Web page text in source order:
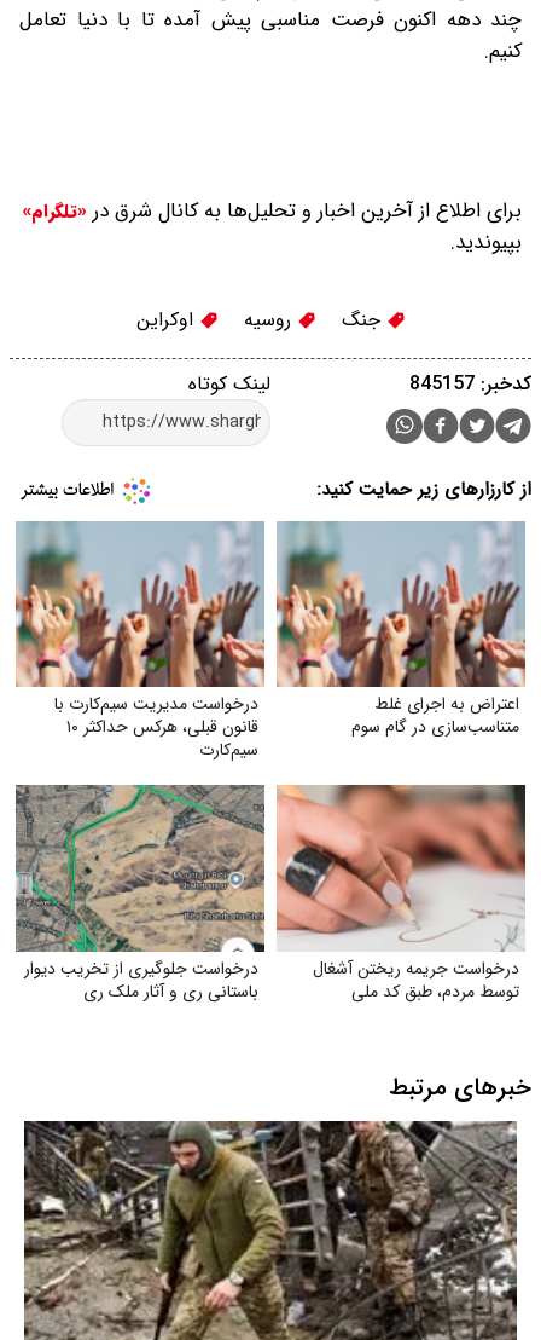
چند دهه اکنون فرصت مناسبی پیش آمده تا با دنیا تعامل
کنیم.
برای اطلاع از آخرین اخبار و تحلیل‌ها به کانال شرق در «تلگرام»
بپیوندید.
جنگ روسیه اوکراین
لینک کوتاه کدخبر: 845157
از کارزارهای زیر حمایت کنید:
اعتراض به اجرای غلط
متناسب‌سازی در گام سوم
درخواست مدیریت سیم‌کارت با
قانون قبلی، هرکس حداکثر ۱۰
سیم‌کارت
درخواست جریمه ریختن آشغال
توسط مردم، طبق کد ملی
درخواست جلوگیری از تخریب دیوار
باستانی ری و آثار ملک ری
خبرهای مرتبط